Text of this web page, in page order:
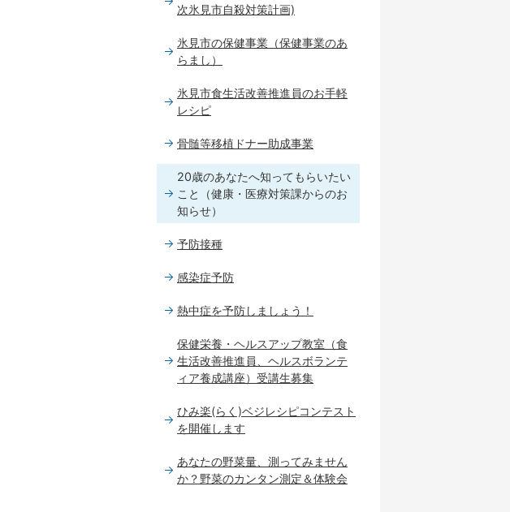
次氷見市自殺対策計画)
氷見市の保健事業（保健事業のあ
らまし）
氷見市食生活改善推進員のお手軽
レシピ
骨髄等移植ドナー助成事業
20歳のあなたへ知ってもらいたい
こと（健康・医療対策課からのお
知らせ）
予防接種
感染症予防
熱中症を予防しましょう！
保健栄養・ヘルスアップ教室（食
生活改善推進員、ヘルスボランテ
ィア養成講座）受講生募集
ひみ楽(らく)ベジレシピコンテスト
を開催します
あなたの野菜量、測ってみません
か？野菜のカンタン測定＆体験会